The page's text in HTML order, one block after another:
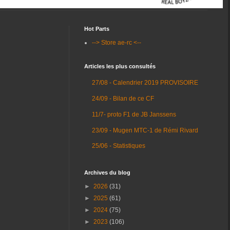
Hot Parts
--> Store ae-rc <--
Articles les plus consultés
27/08 - Calendrier 2019 PROVISOIRE
24/09 - Bilan de ce CF
11/7- proto F1 de JB Janssens
23/09 - Mugen MTC-1 de Rémi Rivard
25/06 - Statistiques
Archives du blog
► 2026 (31)
► 2025 (61)
► 2024 (75)
► 2023 (106)